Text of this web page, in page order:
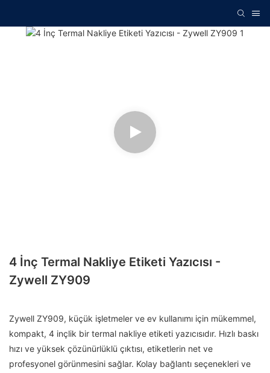
4 İnç Termal Nakliye Etiketi Yazıcısı -
Zywell ZY909
Zywell ZY909, küçük işletmeler ve ev kullanımı için mükemmel,
kompakt, 4 inçlik bir termal nakliye etiketi yazıcısıdır. Hızlı baskı
hızı ve yüksek çözünürlüklü çıktısı, etiketlerin net ve
profesyonel görünmesini sağlar. Kolay bağlantı seçenekleri ve